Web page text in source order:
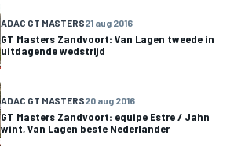
ADAC GT MASTERS21 aug 2016
GT Masters Zandvoort: Van Lagen tweede in
uitdagende wedstrijd
ADAC GT MASTERS20 aug 2016
GT Masters Zandvoort: equipe Estre / Jahn
wint, Van Lagen beste Nederlander